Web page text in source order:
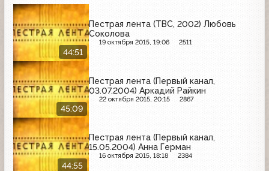
44:51
Пестрая лента (ТВС, 2002) Любовь
Соколова
19 октября 2015, 19:06 2511
45:09
Пестрая лента (Первый канал,
03.07.2004) Аркадий Райкин
22 октября 2015, 20:15 2867
44:55
Пестрая лента (Первый канал,
15.05.2004) Анна Герман
16 октября 2015, 18:18 2384